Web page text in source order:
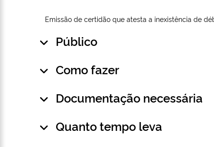
Emissão de certidão que atesta a inexistência de
Público
Como fazer
Documentação necessária
Quanto tempo leva